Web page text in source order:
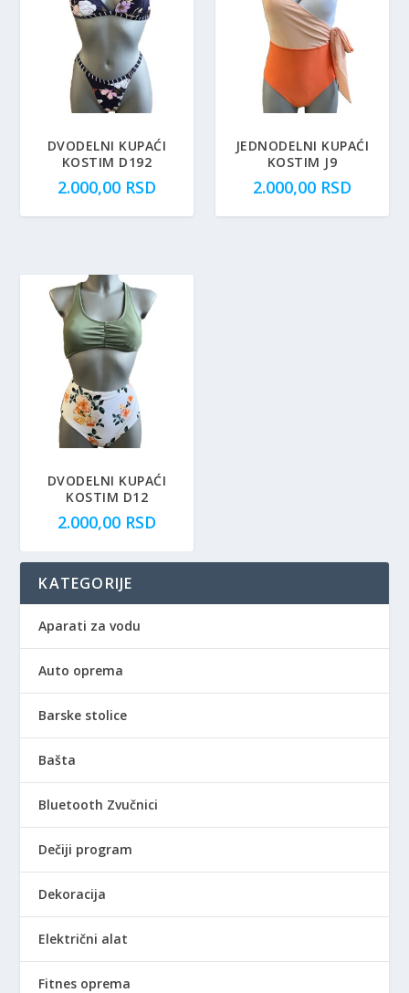
DVODELNI KUPAĆI
KOSTIM D192
2.000,00 RSD
JEDNODELNI KUPAĆI
KOSTIM J9
2.000,00 RSD
DVODELNI KUPAĆI
KOSTIM D12
2.000,00 RSD
KATEGORIJE
Aparati za vodu
Auto oprema
Barske stolice
Bašta
Bluetooth Zvučnici
Dečiji program
Dekoracija
Električni alat
Fitnes oprema